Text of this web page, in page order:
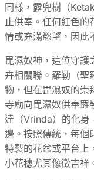
同樣，露兜樹（
止供奉。任何紅色
情或充滿慾望，因此
毘濕奴神，這位守護
卉相關聯。羅勒（聖
物，但在毘濕奴的崇
寺廟向毘濕奴供奉羅
達（Vrinda）的化身
邊。按照傳統，每個
特製的花盆或平台上
小花穗尤其像徵吉祥